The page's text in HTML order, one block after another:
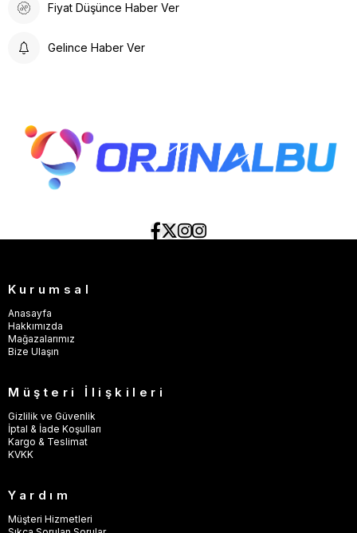
Fiyat Düşünce Haber Ver
Gelince Haber Ver
Kurumsal
Anasayfa
Hakkımızda
Mağazalarımız
Bize Ulaşın
Müşteri İlişkileri
Gizlilik ve Güvenlik
İptal & İade Koşulları
Kargo & Teslimat
KVKK
Yardım
Müşteri Hizmetleri